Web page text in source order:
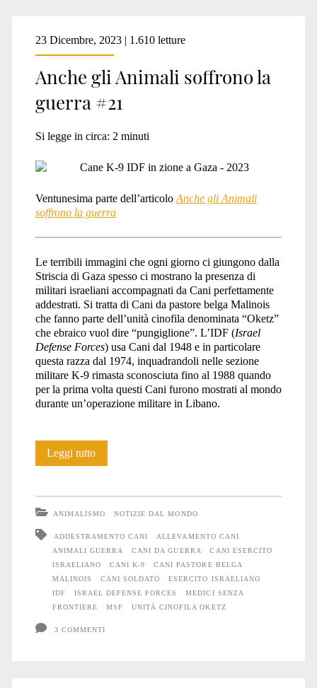
23 Dicembre, 2023 | 1.610 letture
Anche gli Animali soffrono la
guerra #21
Si legge in circa: 2 minuti
Ventunesima parte dell’articolo Anche gli Animali
soffrono la guerra
Le terribili immagini che ogni giorno ci giungono dalla
Striscia di Gaza spesso ci mostrano la presenza di
militari israeliani accompagnati da Cani perfettamente
addestrati. Si tratta di Cani da pastore belga Malinois
che fanno parte dell’unità cinofila denominata “Oketz”
che ebraico vuol dire “pungiglione”. L’IDF (Israel
Defense Forces) usa Cani dal 1948 e in particolare
questa razza dal 1974, inquadrandoli nelle sezione
militare K-9 rimasta sconosciuta fino al 1988 quando
per la prima volta questi Cani furono mostrati al mondo
durante un’operazione militare in Libano.
Leggi tuttoAnche
la
guerra
#21
ANIMALISMO NOTIZIE DAL MONDO
ADDESTRAMENTO CANI
ALLEVAMENTO CANI
ANIMALI GUERRA
CANI DA GUERRA
CANI ESERCITO
ISRAELIANO
CANI K-9
CANI PASTORE BELGA
MALINOIS
CANI SOLDATO
ESERCITO ISRAELIANO
IDF
ISRAEL DEFENSE FORCES
MEDICI SENZA
FRONTIERE
MSF UNITÀ CINOFILA OKETZ
3 COMMENTI